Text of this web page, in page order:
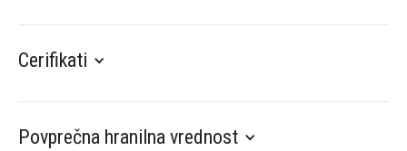
Cerifikati
Povprečna hranilna vrednost